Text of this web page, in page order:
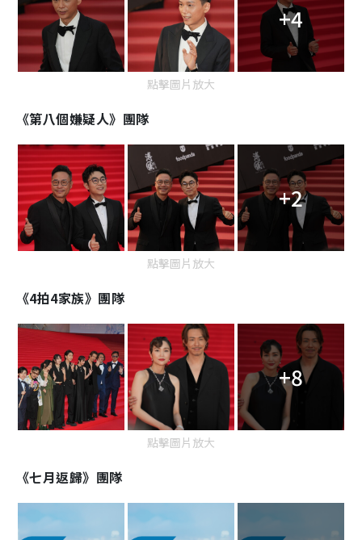
+4
點擊圖片放大
《第八個嫌疑人》團隊
+2
點擊圖片放大
《4拍4家族》團隊
+8
點擊圖片放大
《七月返歸》團隊